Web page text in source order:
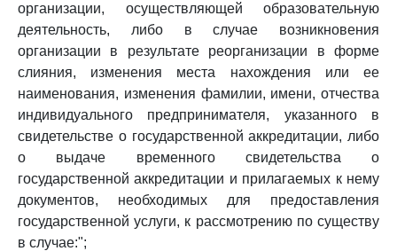
организации, осуществляющей образовательную
деятельность, либо в случае возникновения
организации в результате реорганизации в форме
слияния, изменения места нахождения или ее
наименования, изменения фамилии, имени, отчества
индивидуального предпринимателя, указанного в
свидетельстве о государственной аккредитации, либо
о выдаче временного свидетельства о
государственной аккредитации и прилагаемых к нему
документов, необходимых для предоставления
государственной услуги, к рассмотрению по существу
в случае:";